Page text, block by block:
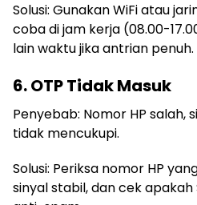
Solusi: Gunakan WiFi atau
coba di jam kerja (08.00-
lain waktu jika antrian penuh.
6. OTP Tidak Masuk
Penyebab: Nomor HP salah,
tidak mencukupi.
Solusi: Periksa nomor HP
sinyal stabil, dan cek